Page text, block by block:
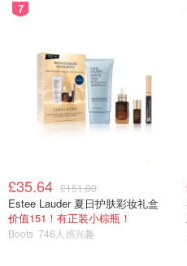
7
£35.64 £151.00
Estee Lauder 夏日护肤彩妆礼盒
价值151！有正装小棕瓶！
Boots 746人感兴趣